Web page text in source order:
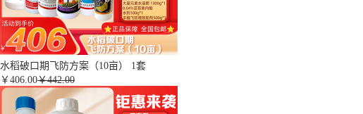
水稻破口期飞防方案（10亩） 1套
￥ 406.00￥442.00